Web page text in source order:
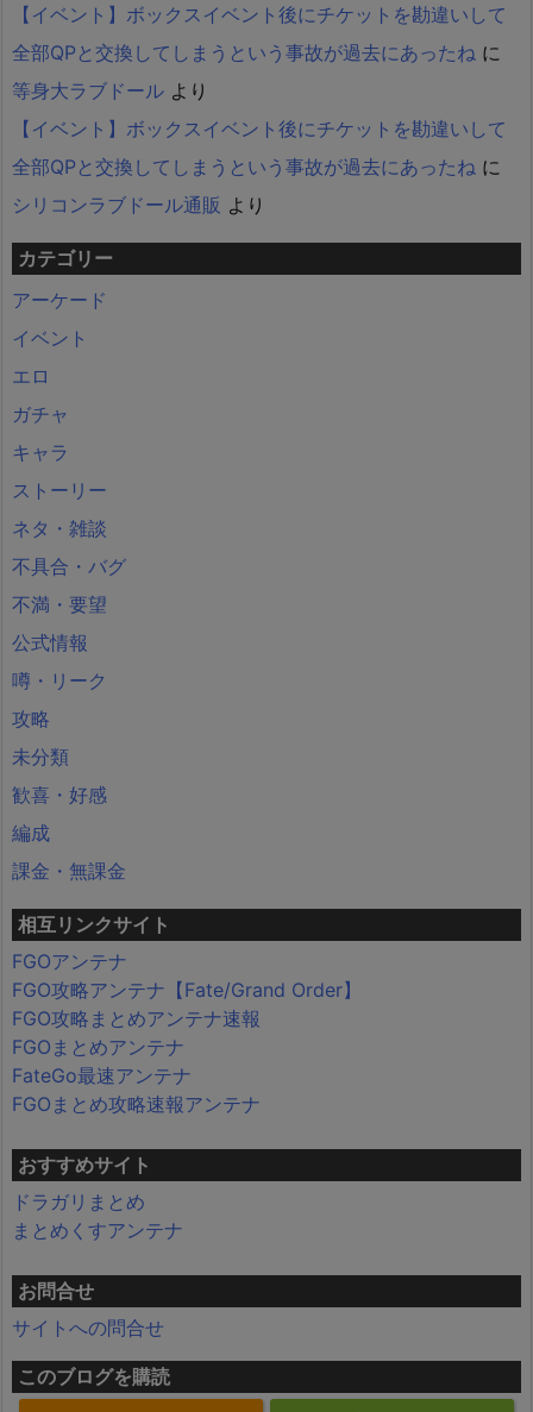
【イベント】ボックスイベント後にチケットを勘違いして
全部QPと交換してしまうという事故が過去にあったね に
等身大ラブドール より
【イベント】ボックスイベント後にチケットを勘違いして
全部QPと交換してしまうという事故が過去にあったね に
シリコンラブドール通販 より
カテゴリー
アーケード
イベント
エロ
ガチャ
キャラ
ストーリー
ネタ・雑談
不具合・バグ
不満・要望
公式情報
噂・リーク
攻略
未分類
歓喜・好感
編成
課金・無課金
相互リンクサイト
FGOアンテナ
FGO攻略アンテナ【Fate/Grand Order】
FGO攻略まとめアンテナ速報
FGOまとめアンテナ
FateGo最速アンテナ
FGOまとめ攻略速報アンテナ
おすすめサイト
ドラガリまとめ
まとめくすアンテナ
お問合せ
サイトへの問合せ
このブログを購読